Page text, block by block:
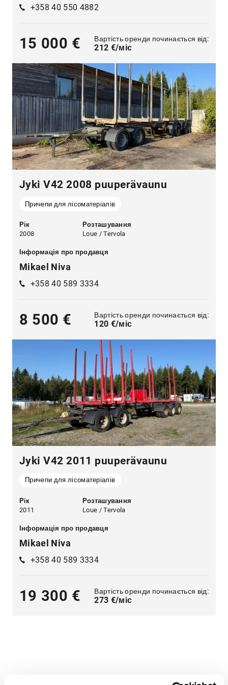
+358 40 550 4882
15 000 € Вартість оренди починається від:
212 €/міс
Jyki V42 2008 puuperävaunu
Причепи для лісоматеріалів
Рік
2008
Розташування
Loue / Tervola
Інформація про продавця
Mikael Niva
+358 40 589 3334
8 500 € Вартість оренди починається від:
120 €/міс
Jyki V42 2011 puuperävaunu
Причепи для лісоматеріалів
Рік
2011
Розташування
Loue / Tervola
Інформація про продавця
Mikael Niva
+358 40 589 3334
19 300 € Вартість оренди починається від:
273 €/міс